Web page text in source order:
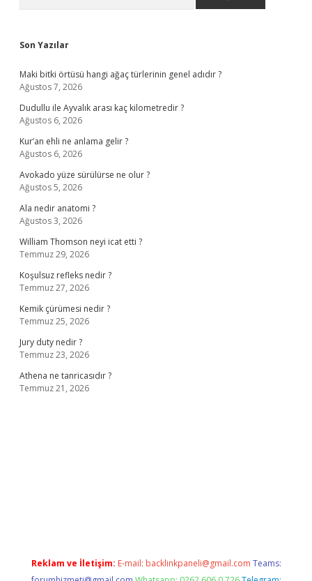
Son Yazılar
Maki bitki örtüsü hangi ağaç türlerinin genel adıdır ?
Ağustos 7, 2026
Dudullu ile Ayvalık arası kaç kilometredir ?
Ağustos 6, 2026
Kur’an ehli ne anlama gelir ?
Ağustos 6, 2026
Avokado yüze sürülürse ne olur ?
Ağustos 5, 2026
Ala nedir anatomi ?
Ağustos 3, 2026
William Thomson neyi icat etti ?
Temmuz 29, 2026
Koşulsuz refleks nedir ?
Temmuz 27, 2026
Kemik çürümesi nedir ?
Temmuz 25, 2026
Jury duty nedir ?
Temmuz 23, 2026
Athena ne tanricasıdır ?
Temmuz 21, 2026
Reklam ve İletişim: E-mail: backlinkpaneli@gmail.com Teams: